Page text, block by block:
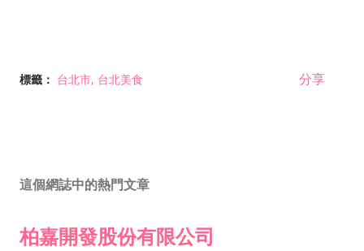
標籤： 台北市 台北美食 分享
這個網誌中的熱門文章
柏嘉開發股份有限公司